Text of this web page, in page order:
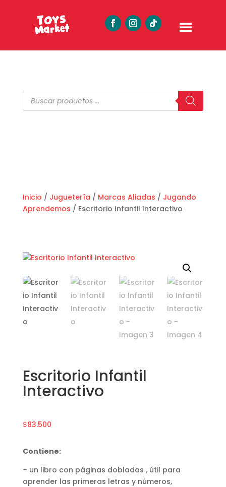
Búsqueda
de
productos
Inicio / Juguetería / Marcas Aliadas / Jugando
Aprendemos / Escritorio Infantil Interactivo
Escritorio Infantil
Interactivo
$83.500
Contiene:
– un libro con páginas dobladas , útil para
aprender las primeras letras y números,